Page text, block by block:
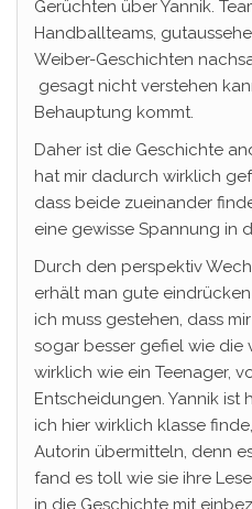
Gerüchten über Yannik.
Handballteams,
Weiber-Geschichten
gesagt nicht verstehen
Behauptung kommt.
Daher ist die Geschichte
hat mir dadurch wirklich
dass beide zueinander
eine gewisse Spannung in
Durch den perspektiv
erhält man gute
ich muss gestehen, dass
sogar besser gefiel wie die
wirklich wie ein Teenager,
Entscheidungen. Yannik ist
ich hier wirklich klasse
Autorin übermitteln, denn
fand es toll wie sie ihre
in die Geschichte mit